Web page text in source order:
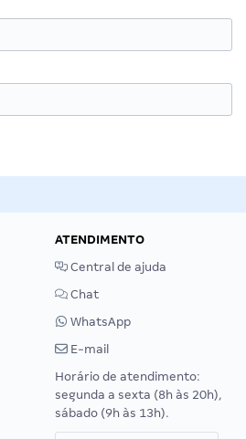
ATENDIMENTO
Central de ajuda
Chat
WhatsApp
E-mail
Horário de atendimento:
segunda a sexta (8h às 20h),
sábado (9h às 13h).